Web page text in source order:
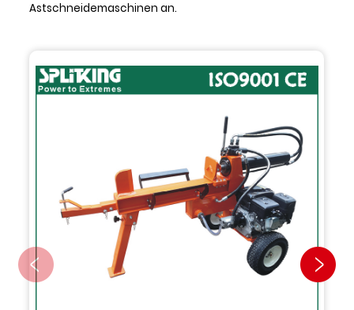
Astschneidemaschinen an.